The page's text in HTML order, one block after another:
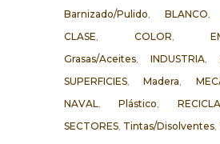
Barnizado/Pulido, BLANCO
CLASE, COLOR,
Grasas/Aceites,INDUSTRIA,
SUPERFICIES,Madera,
NAVAL,Plástico,
SECTORES, Tintas/Disolventes,